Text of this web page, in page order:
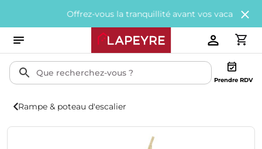
Offrez-vous la tranquillité avant vos vacances avec
Prendre RDV
Rampe & poteau d'escalier